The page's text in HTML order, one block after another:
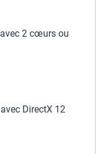
2 cœurs ou
DirectX 12